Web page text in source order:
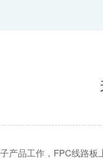
产品工作，FPC线路